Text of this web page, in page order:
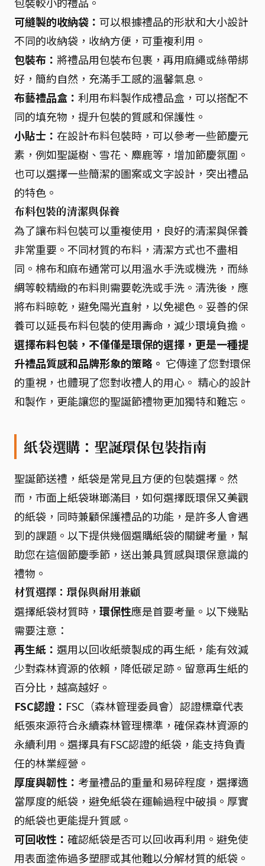
可縫製的收納袋： 可以根據禮品的形狀和大小設計
不同的收納袋，收納方便，可重複利用。
包裝布： 將禮品用包裝布包裹，再用麻繩或絲帶綁
好，簡約自然，充滿手工感的溫馨氣息。
布藝禮品盒： 利用布料製作成禮品盒，可以搭配不
同的填充物，提升包裝的質感和保護性。
小貼士： 在設計布料包裝時，可以參考一些節慶元
素，例如聖誕樹、雪花、麋鹿等，增加節慶氛圍。
也可以選擇一些簡潔的圖案或文字設計，突出禮品
的特色。
布料包裝的清潔與保養
為了讓布料包裝可以重複使用，良好的清潔與保養
非常重要。不同材質的布料，清潔方式也不盡相
同。棉布和麻布通常可以用溫水手洗或機洗，而絲
綢等較精緻的布料則需要乾洗或手洗。清洗後，應
將布料晾乾，避免陽光直射，以免褪色。妥善的保
養可以延長布料包裝的使用壽命，減少環境負擔。
選擇布料包裝，不僅僅是環保的選擇，更是一種提
升禮品質感和品牌形象的策略。 它傳達了您對環保
的重視，也體現了您對收禮人的用心。 精心的設計
和製作，更能讓您的聖誕節禮物更加獨特和難忘。
紙袋選購：聖誕環保包裝指南
聖誕節送禮，紙袋是常見且方便的包裝選擇。然
而，市面上紙袋琳瑯滿目，如何選擇既環保又美觀
的紙袋，同時兼顧保護禮品的功能，是許多人會遇
到的課題。以下提供幾個選購紙袋的關鍵考量，幫
助您在這個節慶季節，送出兼具質感與環保意識的
禮物。
材質選擇：環保與耐用兼顧
選擇紙袋材質時， 環保性應是首要考量。以下幾點
需要注意：
再生紙： 選用以回收紙漿製成的再生紙，能有效減
少對森林資源的依賴，降低碳足跡。留意再生紙的
百分比，越高越好。
FSC認證： FSC（森林管理委員會）認證標章代表
紙張來源符合永續森林管理標準，確保森林資源的
永續利用。選擇具有FSC認證的紙袋，能支持負責
任的林業經營。
厚度與韌性： 考量禮品的重量和易碎程度，選擇適
當厚度的紙袋，避免紙袋在運輸過程中破損。厚實
的紙袋也更能提升質感。
可回收性： 確認紙袋是否可以回收再利用。避免使
用表面塗佈過多塑膠或其他難以分解材質的紙袋。